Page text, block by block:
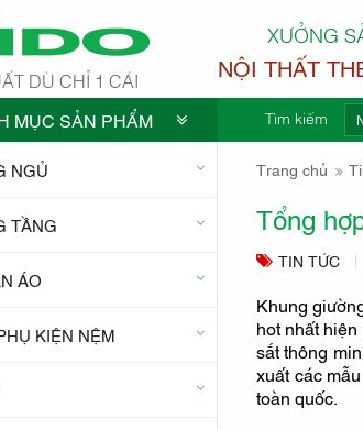
DÙ CHỈ 1 CÁI
XƯỞNG
NỘI THẤT
MỤC SẢN PHẨM Tìm kiếm
NGỦ
TẦNG
ÁO
KIỆN NỆM
Trang chủ
Tổng
TIN TỨC
Khung
hot nhất
sắt thông
xuất các
toàn quốc.